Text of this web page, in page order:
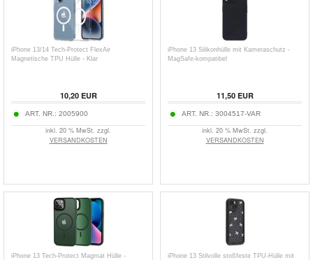
iPhone 13/14 Tech-Protect FlexAir
Magnetische TPU Hülle - Klar
10,20EUR
ART. NR.: 2005900
inkl. 20 % MwSt. zzgl.
VERSANDKOSTEN
iPhone 13 Silikonhülle mit Kameraschutz -
MagSafe-kompatibel
11,50EUR
ART. NR.: 3004517-VAR
inkl. 20 % MwSt. zzgl.
VERSANDKOSTEN
iPhone 13 Tech-Protect Magmat Hülle -
iPhone 13 Stilvolle stoßfeste TPU-Hülle mit